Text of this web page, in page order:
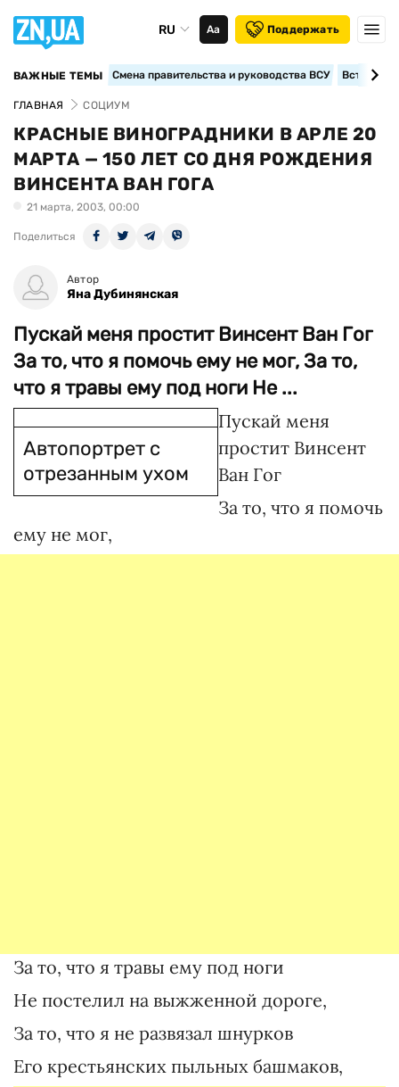
RU Аа Поддержать
ВАЖНЫЕ ТЕМЫ Смена правительства и руководства ВСУ
ГЛАВНАЯ СОЦИУМ
КРАСНЫЕ ВИНОГРАДНИКИ В АРЛЕ 20
МАРТА — 150 ЛЕТ СО ДНЯ РОЖДЕНИЯ
ВИНСЕНТА ВАН ГОГА
21 марта, 2003, 00:00
Поделиться
Автор
Яна Дубинянская
Пускай меня простит Винсент Ван Гог
За то, что я помочь ему не мог, За то,
что я травы ему под ноги Не ...
Автопортрет с
отрезанным ухом
Пускай меня
простит Винсент
Ван Гог
За то, что я помочь
ему не мог,
За то, что я травы ему под ноги
Не постелил на выжженной дороге,
За то, что я не развязал шнурков
Его крестьянских пыльных башмаков,